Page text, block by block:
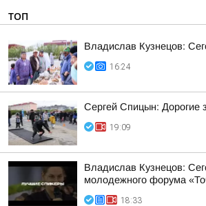
ТОП
Владислав Кузнецов:
16:24
Сергей Спицын: Дорогие
19:09
Владислав Кузнецов:
молодежного форума
18:33